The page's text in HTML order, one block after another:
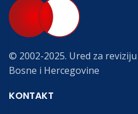
© 2002-2025. Ured za
Bosne i Hercegovine
KONTAKT